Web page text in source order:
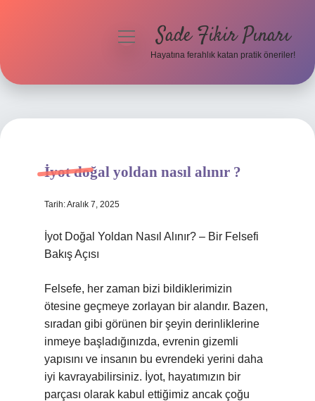
Hakkımızda
menüyüSade Fikir Pınarı
Hayatına ferahlık katan pratik öneriler!
İyot doğal yoldan nasıl alınır ?
Tarih: Aralık 7, 2025
İyot Doğal Yoldan Nasıl Alınır? – Bir Felsefi
Bakış Açısı
Felsefe, her zaman bizi bildiklerimizin
ötesine geçmeye zorlayan bir alandır. Bazen,
sıradan gibi görünen bir şeyin derinliklerine
inmeye başladığınızda, evrenin gizemli
yapısını ve insanın bu evrendeki yerini daha
iyi kavrayabilirsiniz. İyot, hayatımızın bir
parçası olarak kabul ettiğimiz ancak çoğu